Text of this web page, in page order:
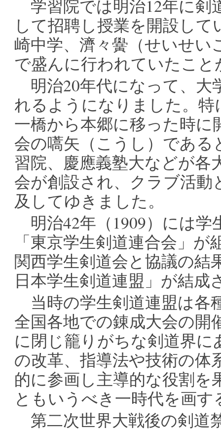
学習院では明治12年に剣
して招聘し授業を開設し
崎中学、濟々黌（せいせい
で盛んに行われていたこ
明治20年代になって、大
れるようになりました。特
一橋から本郷に移った時に
会の嚆矢（こうし）であ
習院、慶應義塾大などが各
会が創設され、クラブ活
及してゆきました。
明治42年（1909）には
「東京学生剣道連合会」
関西学生剣道会と協議の結
日本学生剣道連盟」が結
当時の学生剣道連盟は各
全国各地での錬成大会の
に閉じ籠りがちな剣道界
の改革、指導法や技術の体
的に参画し主導的な役割を
ともいうべき一時代を画
第二次世界大戦後の剣道